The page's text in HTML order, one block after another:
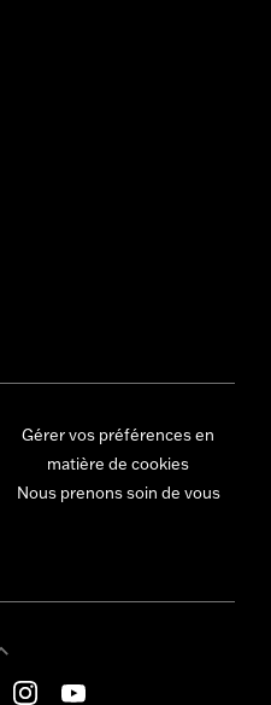
Gérer vos préférences en
matière de cookies
Nous prenons soin de vous